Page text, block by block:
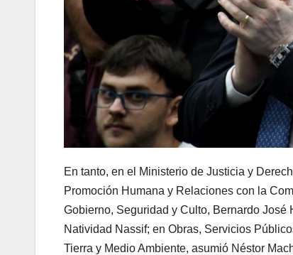
En tanto, en el Ministerio de Justicia y
Promoción Humana y Relaciones con la
Gobierno, Seguridad y Culto, Bernardo
Natividad Nassif; en Obras, Servicios
Tierra y Medio Ambiente, asumió Néstor